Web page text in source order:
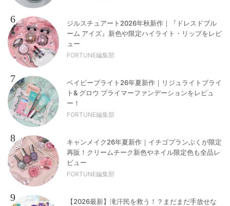
6
ジルスチュアート2026年秋新作｜『ドレスドブル
ーム アイズ』新色や限定ハイライト・リップをレビ
ュー
FORTUNE編集部
7
ベイビーブライト26年夏新作｜リジュライトブライ
ト& グロウ プライマーファンデーションをレビュ
ー！
FORTUNE編集部
8
キャンメイク26年夏新作｜イチゴプランぷくが限定
再販！クリームチーク新色やネイル限定色も全品レ
ビュー
FORTUNE編集部
9
【2026最新】滝汗民を救う！？まだまだ手放せな